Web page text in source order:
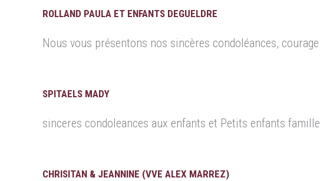
ROLLAND PAULA ET ENFANTS DEGUELDRE
Nous vous présentons nos sincères condoléances,
SPITAELS MADY
sinceres condoleances aux enfants et Petits enfants
CHRISITAN & JEANNINE (VVE ALEX MARREZ)